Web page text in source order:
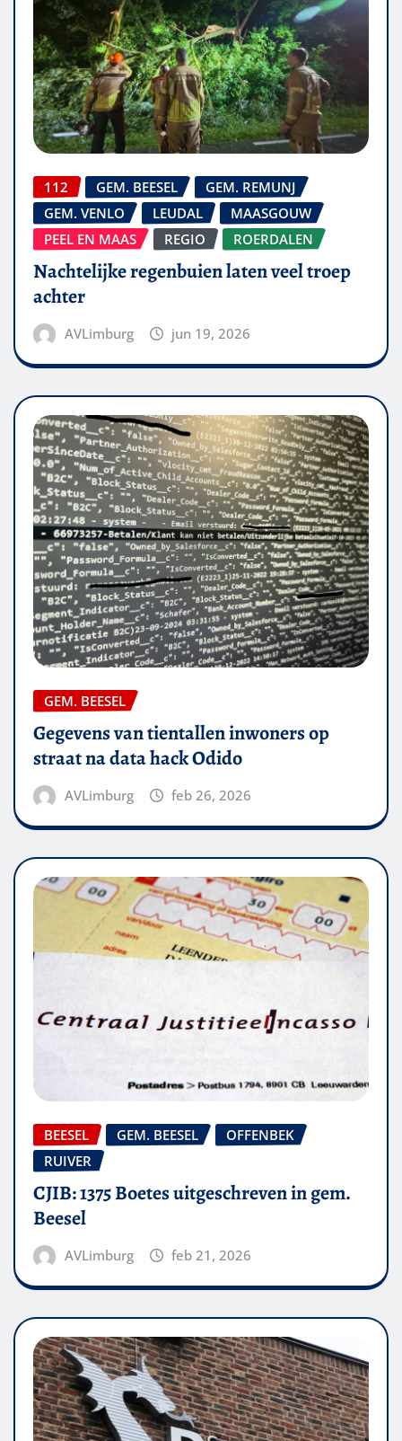
112 GEM. BEESEL
GEM. REMUNJ
GEM. VENLO
LEUDAL
MAASGOUW
PEEL EN MAAS
REGIO ROERDALEN
Nachtelijke regenbuien laten veel troep
achter
AVLimburg jun 19, 2026
GEM. BEESEL
Gegevens van tientallen inwoners op
straat na data hack Odido
AVLimburg feb 26, 2026
BEESEL GEM. BEESEL
OFFENBEK
RUIVER
CJIB: 1375 Boetes uitgeschreven in gem.
Beesel
AVLimburg feb 21, 2026